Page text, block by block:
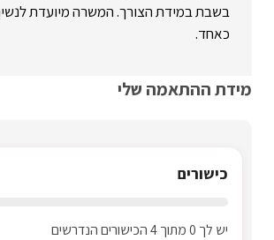
בשבת במידת הצורך. המשרה מיועדת
כאחד.
מידת ההתאמה שלי
כישורים
יש לך 0 מתוך 4 הכישורים הנדרשים